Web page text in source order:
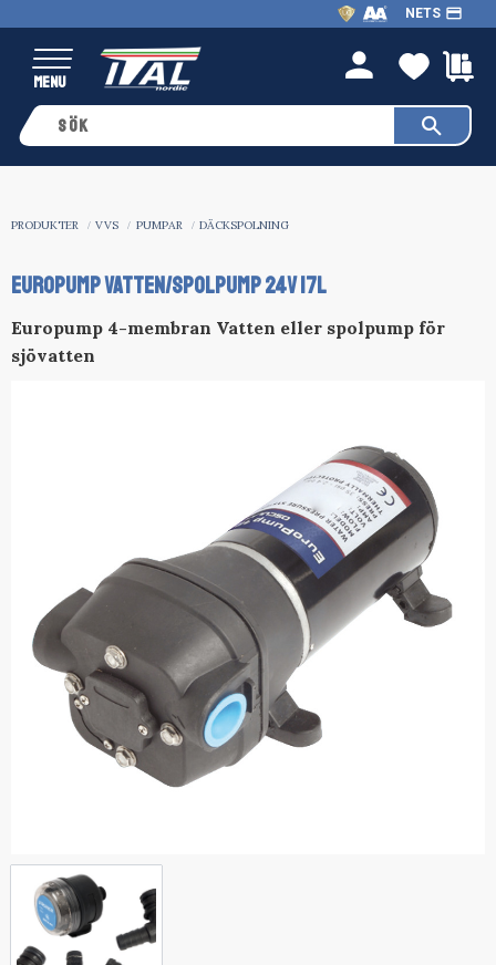
Meny
NETS payment
person
PRODUKTER VVS PUMPAR DÄCKSPOLNING
EUROPUMP VATTEN/SPOLPUMP 24V 17L
Europump 4-membran Vatten eller spolpump för
sjövatten